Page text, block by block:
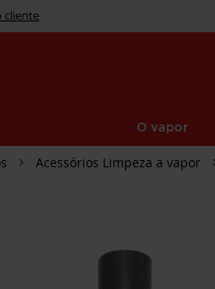
cliente
O vapor
Acessórios Limpeza a vapor